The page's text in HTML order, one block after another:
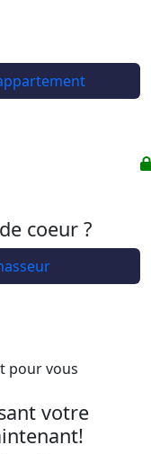
coeur ?
pour vous
votre